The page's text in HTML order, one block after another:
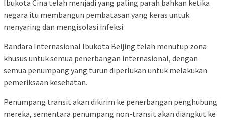
Ibukota Cina telah menjadi yang paling parah bahkan ketika
negara itu membangun pembatasan yang keras untuk
menyaring dan mengisolasi infeksi.
Bandara Internasional Ibukota Beijing telah menutup zona
khusus untuk semua penerbangan internasional, dengan
semua penumpang yang turun diperlukan untuk melakukan
pemeriksaan kesehatan.
Penumpang transit akan dikirim ke penerbangan penghubung
mereka, sementara penumpang non-transit akan diangkut ke